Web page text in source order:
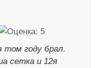
том году брал.
сетка и 12я